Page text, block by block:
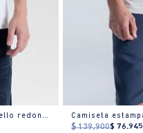
Camiseta oversize manga corta cuello redondo para hombre
$ 139.900$ 76.945